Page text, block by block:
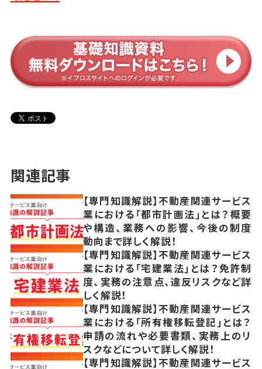
関連記事
【専門知識解説】不動産関連サービス
業における「都市計画法」とは？概要
や構造、業務への影響、今後の制度
動向まで詳しく解説！
【専門知識解説】不動産関連サービス
業における「宅建業法」とは？免許制
度、実務の注意点、違反リスクなど詳
しく解説！
【専門知識解説】不動産関連サービス
業における「所有権移転登記」とは？
申請の流れや必要書類、実務上のリ
スクなどについて詳しく解説！
【専門知識解説】不動産関連サービス